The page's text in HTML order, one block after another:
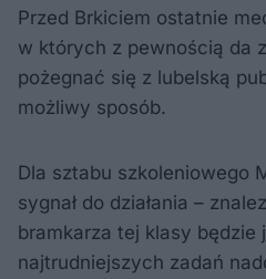
Przed Brkiciem ostatnie
w których z pewnością da
pożegnać się z lubelską
możliwy sposób.
Dla sztabu szkoleniowego
sygnał do działania –
bramkarza tej klasy będzie
najtrudniejszych zadań